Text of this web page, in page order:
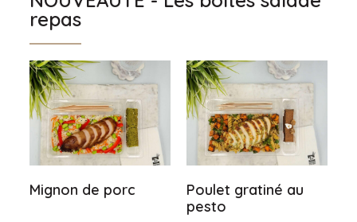
repas
Mignon de porc
Poulet gratiné au
pesto